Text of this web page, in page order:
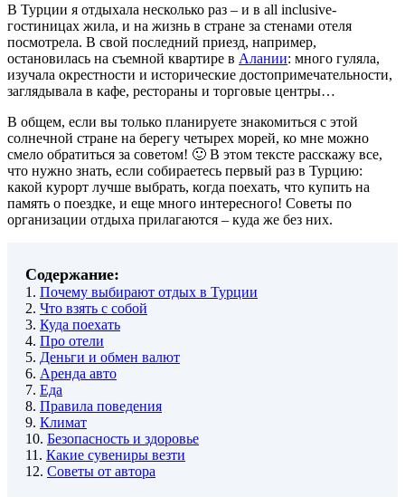
В Турции я отдыхала несколько раз – и в all inclusive-
гостиницах жила, и на жизнь в стране за стенами отеля
посмотрела. В свой последний приезд, например,
остановилась на съемной квартире в Алании: много гуляла,
изучала окрестности и исторические достопримечательности,
заглядывала в кафе, рестораны и торговые центры…
В общем, если вы только планируете знакомиться с этой
солнечной стране на берегу четырех морей, ко мне можно
смело обратиться за советом! 🙂 В этом тексте расскажу все,
что нужно знать, если собираетесь первый раз в Турцию:
какой курорт лучше выбрать, когда поехать, что купить на
память о поездке, и еще много интересного! Советы по
организации отдыха прилагаются – куда же без них.
Содержание:
1. Почему выбирают отдых в Турции
2. Что взять с собой
3. Куда поехать
4. Про отели
5. Деньги и обмен валют
6. Аренда авто
7. Еда
8. Правила поведения
9. Климат
10. Безопасность и здоровье
11. Какие сувениры везти
12. Советы от автора